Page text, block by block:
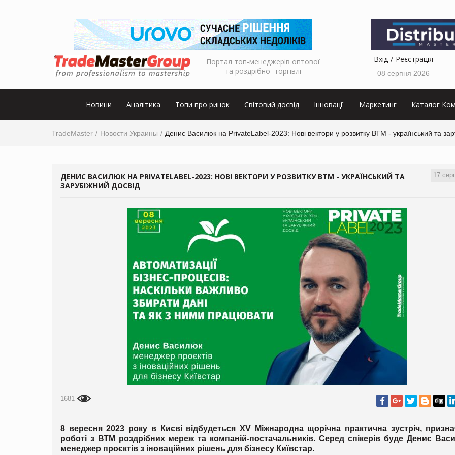
Портал топ-менеджерів оптової
та роздрібної торгівлі
Вхід Реєстрація
08 серпня 2026
Новини Аналітика Топи про ринок Світовий досвід Інновації Маркетинг Каталог
TradeMaster Новости Украины Денис Василюк на PrivateLabel-2023: Нові вектори у розвитку ВТМ - український та
17
ДЕНИС ВАСИЛЮК НА PRIVATELABEL-2023: НОВІ ВЕКТОРИ У РОЗВИТКУ ВТМ - УКРАЇНСЬКИЙ ТА
ЗАРУБІЖНИЙ ДОСВІД
1681
8 вересня 2023 року в Києві відбудеться XV Міжнародна щорічна практична зустріч,
роботі з ВТМ роздрібних мереж та компаній-постачальників. Серед спікерів буде Денис
менеджер проєктів з іноваційних рішень для бізнесу Київстар.